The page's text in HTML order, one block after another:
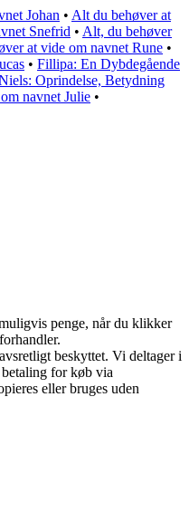
Johan • Alt du behøver at
Snefrid • Alt, du behøver
at vide om navnet Rune •
• Fillipa: En Dybdegående
Oprindelse, Betydning
navnet Julie •
penge, når du klikker
beskyttet. Vi deltager i
for køb via
eller bruges uden